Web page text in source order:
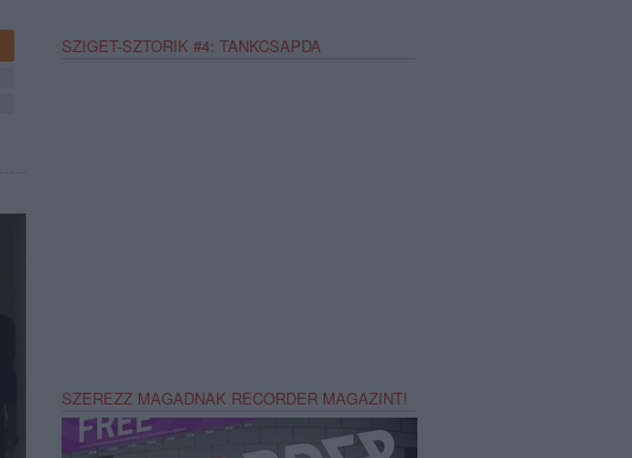
SZIGET-SZTORIK #4: TANKCSAPDA
SZEREZZ MAGADNAK RECORDER MAGAZINT!